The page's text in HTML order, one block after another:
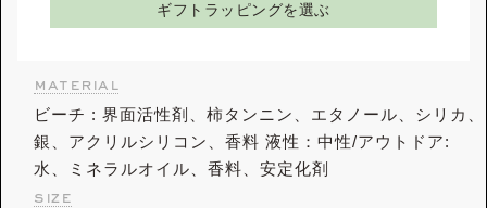
ギフトラッピングを選ぶ
material
ビーチ : 界面活性剤、柿タンニン、エタノール、シリカ、
銀、アクリルシリコン、香料 液性：中性/アウトドア:
水、ミネラルオイル、香料、安定化剤
size